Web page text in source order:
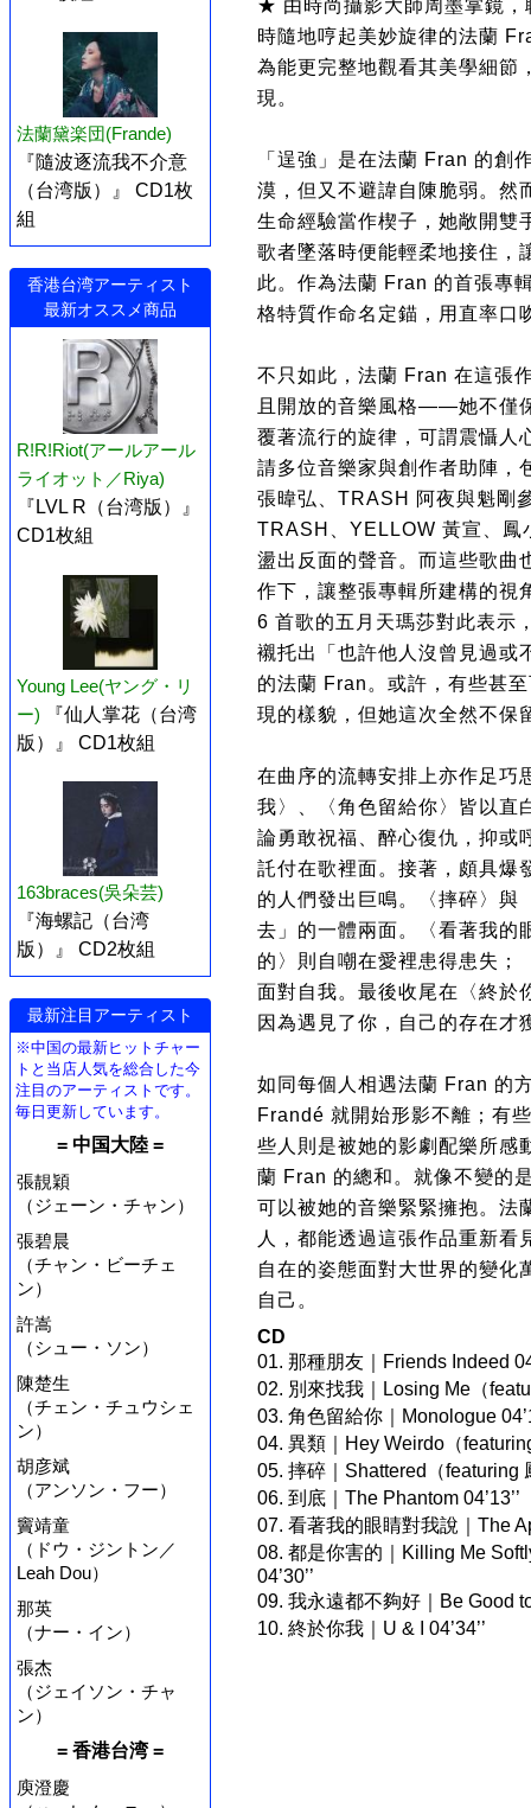
法蘭黛楽団(Frande)
『隨波逐流我不介意
（台湾版）』 CD1枚
組
香港台湾アーティスト
最新オススメ商品
R!R!Riot(アールアール
ライオット／Riya)
『LVL R（台湾版）』
CD1枚組
Young Lee(ヤング・リ
ー)
『仙人掌花（台湾
版）』 CD1枚組
163braces(吳朵芸)
『海螺記（台湾
版）』 CD2枚組
最新注目アーティスト
※中国の最新ヒットチャー
トと当店人気を総合した今
注目のアーティストです。
毎日更新しています。
= 中国大陸 =
張靚穎
（ジェーン・チャン）
張碧晨
（チャン・ビーチェ
ン）
許嵩
（シュー・ソン）
陳楚生
（チェン・チュウシェ
ン）
胡彦斌
（アンソン・フー）
竇靖童
（ドウ・ジントン／
Leah Dou）
那英
（ナー・イン）
張杰
（ジェイソン・チャ
ン）
= 香港台湾 =
庾澄慶
★ 由時尚攝影大師周墨掌鏡，
時隨地哼起美妙旋律的法蘭
為能更完整地觀看其美學細節
現。
「逞強」是在法蘭 Fran 的創
漠，但又不避諱自陳脆弱。然
生命經驗當作楔子，她敞開雙
歌者墜落時便能輕柔地接住，
此。作為法蘭 Fran 的首張專
格特質作命名定錨，用直率口
不只如此，法蘭 Fran 在這張
且開放的音樂風格——她不僅
覆著流行的旋律，可謂震懾人
請多位音樂家與創作者助陣，
張暐弘、TRASH 阿夜與魁剛
TRASH、YELLOW 黃宣、鳳
盪出反面的聲音。而這些歌曲
作下，讓整張專輯所建構的視
6 首歌的五月天瑪莎對此表示
襯托出「也許他人沒曾見過或
的法蘭 Fran。或許，有些甚
現的樣貌，但她這次全然不保
在曲序的流轉安排上亦作足巧
我〉、〈角色留給你〉皆以直
論勇敢祝福、醉心復仇，抑或
託付在歌裡面。接著，頗具爆
的人們發出巨鳴。〈摔碎〉與
去」的一體兩面。〈看著我的
的〉則自嘲在愛裡患得患失；
面對自我。最後收尾在〈終於
因為遇見了你，自己的存在才
如同每個人相遇法蘭 Fran 的
Frandé 就開始形影不離；有
些人則是被她的影劇配樂所感
蘭 Fran 的總和。就像不變的
可以被她的音樂緊緊擁抱。法
人，都能透過這張作品重新看
自在的姿態面對大世界的變化
自己。
CD
01. 那種朋友｜Friends Indeed
02. 別來找我｜Losing Me（
03. 角色留給你｜Monologue
04. 異類｜Hey Weirdo（
05. 摔碎｜Shattered（featuring
06. 到底｜The Phantom 04’13’’
07. 看著我的眼睛對我說｜The
08. 都是你害的｜Killing Me
04’30’’
09. 我永遠都不夠好｜Be Good
10. 終於你我｜U & I 04’34’’